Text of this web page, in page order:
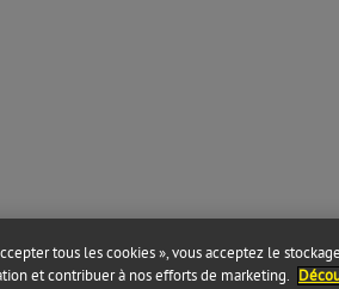
tous les cookies », vous acceptez le
et contribuer à nos efforts de marketing.